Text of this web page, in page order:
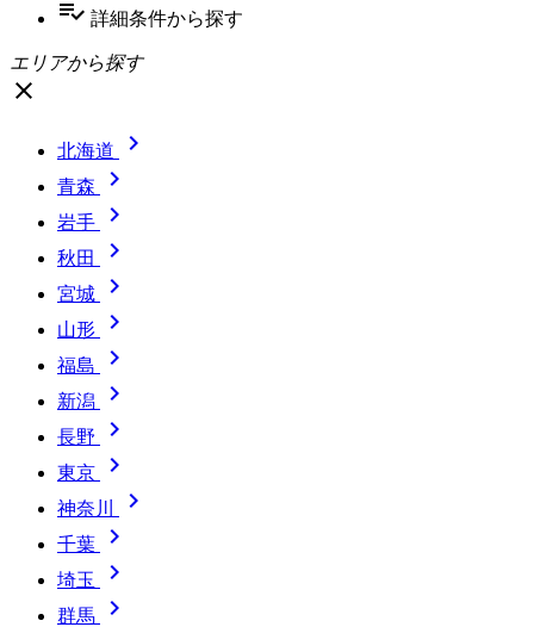
playlist_add_check 詳細条件から探す
エリアから探す
close
北海道 
青森 
岩手 
秋田 
宮城 
山形 
福島 
新潟 
長野 
東京 
神奈川 
千葉 
埼玉 
群馬 